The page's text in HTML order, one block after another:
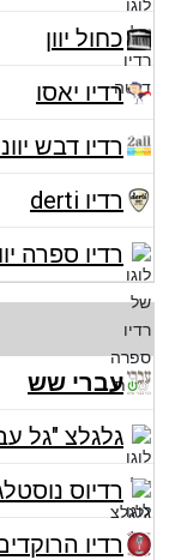
כחול יוון
רדיו יאסו
רדיו דבש יווני
רדיו derti
רדיו ספרה
עברי שש
גלגלצ "גל
רדיוס
רדיו הרוקדים